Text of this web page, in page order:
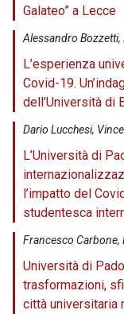
Galateo” a Lecce
Alessandro Bozzetti,
L’esperienza
Covid-19.
dell’Università di
Dario Lucchesi,
L’Università di
l’impatto del
studentesca
Francesco Carbone,
Università di
trasformazioni,
città universitaria